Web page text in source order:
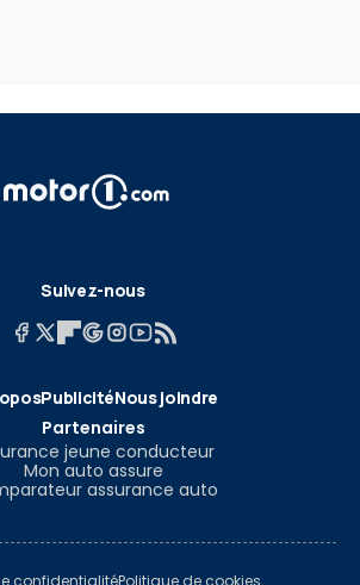
Suivez-nous
PublicitéNous joindre
Partenaires
jeune conducteur
Mon auto assure
assurance auto